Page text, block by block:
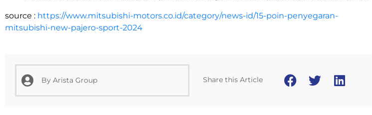
source : https://www.mitsubishi-motors.co.id/category/news-id/15-poin-penyegaran-
mitsubishi-new-pajero-sport-2024
By Arista Group Share this Article